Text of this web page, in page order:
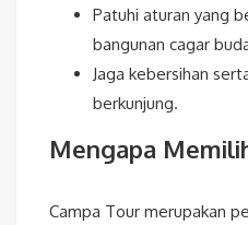
Patuhi aturan yang
bangunan cagar
Jaga kebersihan
berkunjung.
Mengapa
Campa Tour merupakan